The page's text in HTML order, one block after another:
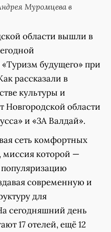
Муромцева в
области вышли в
будущего» при
рассказали в
культуры и
Новгородской области
и «3А Валдай».
сеть комфортных
миссия которой —
современную и
для
сегодняшний день
17 отелей, ещё 12